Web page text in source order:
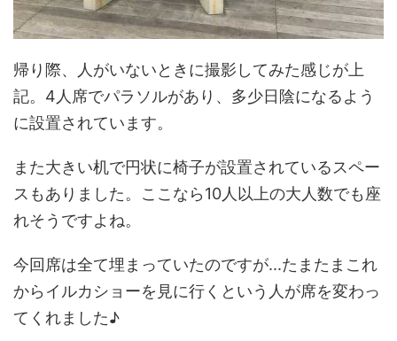
帰り際、人がいないときに撮影してみた感じが上
記。4人席でパラソルがあり、多少日陰になるよう
に設置されています。
また大きい机で円状に椅子が設置されているスペー
スもありました。ここなら10人以上の大人数でも座
れそうですよね。
今回席は全て埋まっていたのですが...たまたまこれ
からイルカショーを見に行くという人が席を変わっ
てくれました♪